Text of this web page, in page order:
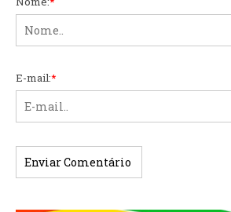
E-mail:*